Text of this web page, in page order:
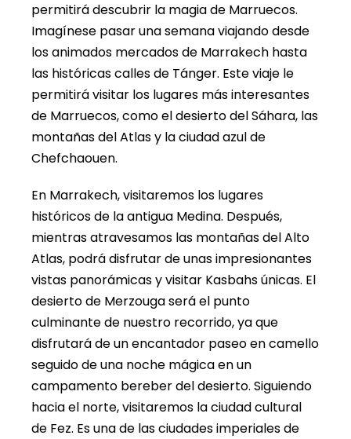
permitirá descubrir la magia de Marruecos.
Imagínese pasar una semana viajando desde
los animados mercados de Marrakech hasta
las históricas calles de Tánger. Este viaje le
permitirá visitar los lugares más interesantes
de Marruecos, como el desierto del Sáhara, las
montañas del Atlas y la ciudad azul de
Chefchaouen.
En Marrakech, visitaremos los lugares
históricos de la antigua Medina. Después,
mientras atravesamos las montañas del Alto
Atlas, podrá disfrutar de unas impresionantes
vistas panorámicas y visitar Kasbahs únicas. El
desierto de Merzouga será el punto
culminante de nuestro recorrido, ya que
disfrutará de un encantador paseo en camello
seguido de una noche mágica en un
campamento bereber del desierto. Siguiendo
hacia el norte, visitaremos la ciudad cultural
de Fez. Es una de las ciudades imperiales de